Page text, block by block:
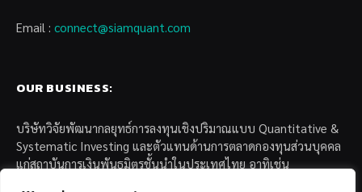
Email : connect@siamquant.com
OUR BUSINESS:
บริษัทวิจัยพัฒนากลยุทธ์การลงทุนเชิงปริมาณแบบ Quantitative &
Systematic Investing และตัวแทนด้านการตลาดกองทุนส่วนบุคคล
แก่สถาบันการเงินพันธมิตรชั้นนำในประเทศไทย อาทิเช่น